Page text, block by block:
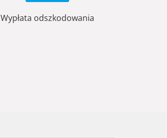
Wypłata odszkodowania